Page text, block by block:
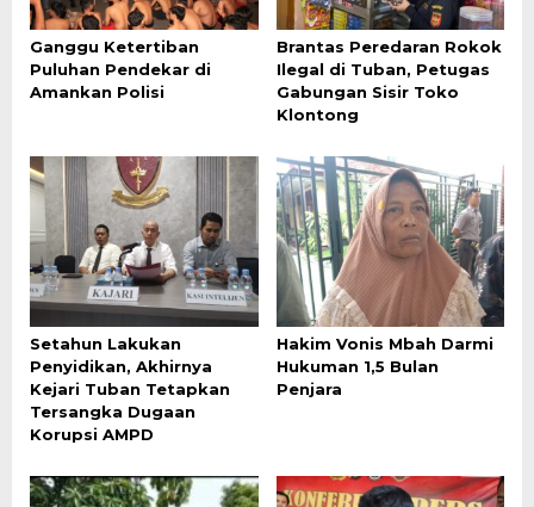
Ganggu Ketertiban
Puluhan Pendekar di
Amankan Polisi
Brantas Peredaran Rokok
Ilegal di Tuban, Petugas
Gabungan Sisir Toko
Klontong
Setahun Lakukan
Penyidikan, Akhirnya
Kejari Tuban Tetapkan
Tersangka Dugaan
Korupsi AMPD
Hakim Vonis Mbah Darmi
Hukuman 1,5 Bulan
Penjara